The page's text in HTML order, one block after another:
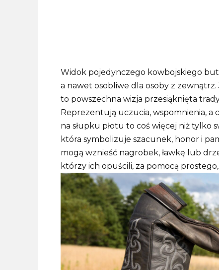
Widok pojedynczego kowbojskiego
a nawet osobliwe dla osoby z zewnątrz.
to powszechna wizja przesiąknięta
Reprezentują uczucia, wspomnienia, a
na słupku płotu to coś więcej niż tylko
która symbolizuje szacunek, honor i
mogą wznieść nagrobek, ławkę lub
którzy ich opuścili, za pomocą